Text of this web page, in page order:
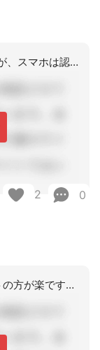
私のところは、タブレットは可能でしたが、スマホは認められません。理由はスマホだと
2 0
私も北海道。eランはスマホやタブレットの方が楽ですよね〜。推奨はされてないけど、